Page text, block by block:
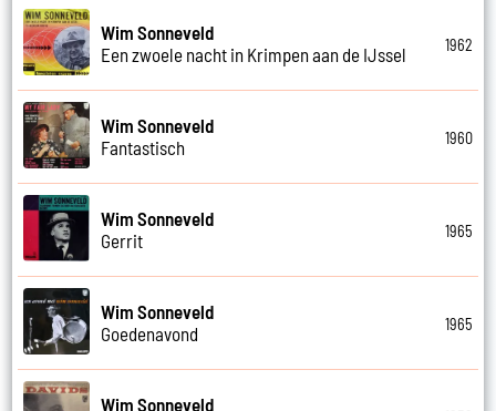
Wim Sonneveld
Een zwoele nacht in Krimpen aan de IJssel
1962
Wim Sonneveld
Fantastisch
1960
Wim Sonneveld
Gerrit
1965
Wim Sonneveld
Goedenavond
1965
Wim Sonneveld